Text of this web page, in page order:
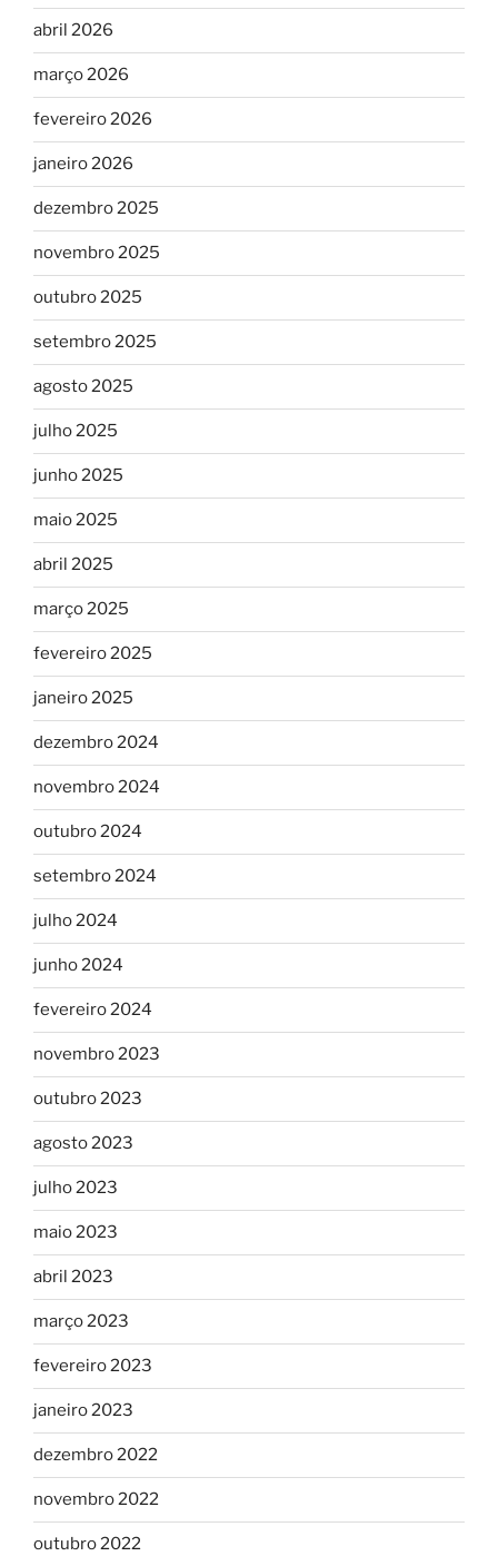
abril 2026
março 2026
fevereiro 2026
janeiro 2026
dezembro 2025
novembro 2025
outubro 2025
setembro 2025
agosto 2025
julho 2025
junho 2025
maio 2025
abril 2025
março 2025
fevereiro 2025
janeiro 2025
dezembro 2024
novembro 2024
outubro 2024
setembro 2024
julho 2024
junho 2024
fevereiro 2024
novembro 2023
outubro 2023
agosto 2023
julho 2023
maio 2023
abril 2023
março 2023
fevereiro 2023
janeiro 2023
dezembro 2022
novembro 2022
outubro 2022